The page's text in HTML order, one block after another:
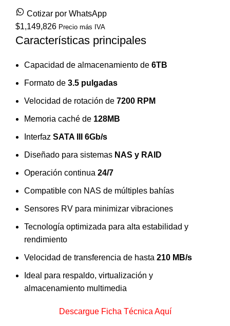
Cotizar por WhatsApp
$1,149,826 Precio más IVA
Características principales
Capacidad de almacenamiento de 6TB
Formato de 3.5 pulgadas
Velocidad de rotación de 7200 RPM
Memoria caché de 128MB
Interfaz SATA III 6Gb/s
Diseñado para sistemas NAS y RAID
Operación continua 24/7
Compatible con NAS de múltiples bahías
Sensores RV para minimizar vibraciones
Tecnología optimizada para alta estabilidad y
rendimiento
Velocidad de transferencia de hasta 210 MB/s
Ideal para respaldo, virtualización y
almacenamiento multimedia
Descargue Ficha Técnica Aquí